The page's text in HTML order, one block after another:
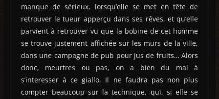
manque de sérieux, lorsqu’elle se met en tête de
retrouver le tueur apperçu dans ses rêves, et qu’elle
parvient à retrouver vu que la bobine de cet homme
se trouve justement affichée sur les murs de la ville,
dans une campagne de pub pour jus de fruits… Alors
donc, meurtres ou pas, on a bien du mal à
s’interesser à ce giallo. Il ne faudra pas non plus
compter beaucoup sur la technique, qui, si elle se